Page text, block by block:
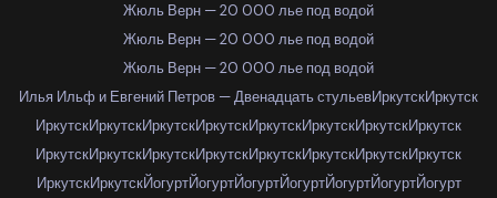
Жюль Верн — 20 000 лье под водой
Жюль Верн — 20 000 лье под водой
Жюль Верн — 20 000 лье под водой
Илья Ильф и Евгений Петров — Двенадцать стульевИркутскИркутск
ИркутскИркутскИркутскИркутскИркутскИркутскИркутскИркутск
ИркутскИркутскИркутскИркутскИркутскИркутскИркутскИркутск
ИркутскИркутскЙогуртЙогуртЙогуртЙогуртЙогуртЙогуртЙогурт